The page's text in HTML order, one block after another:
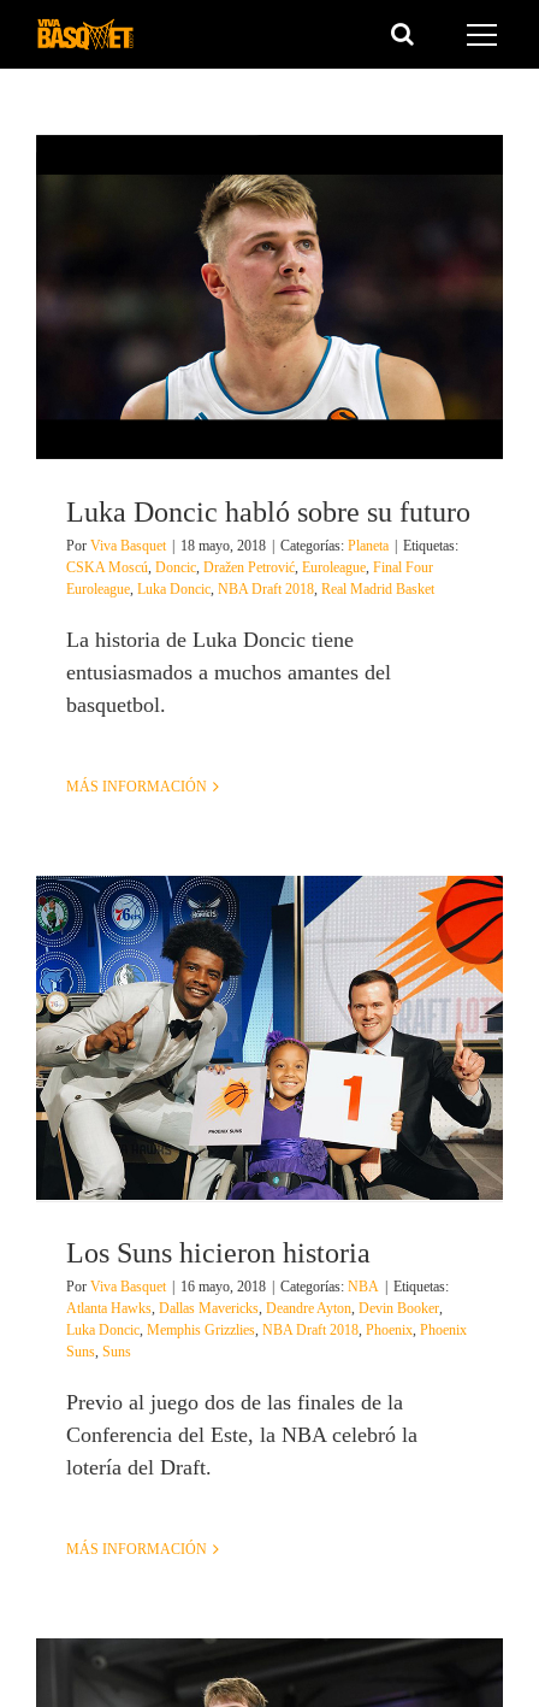
Saltar
Luka Doncic habló sobre su futuro
Por Viva Basquet 18 mayo, 2018 Categorías: Planeta
Etiquetas:
CSKA Moscú, Doncic, Dražen Petrović, Euroleague, Final Four
Euroleague, Luka Doncic, NBA Draft 2018, Real Madrid Basket
La historia de Luka Doncic tiene
entusiasmados a muchos amantes del
basquetbol.
MÁS INFORMACIÓN
Los Suns hicieron historia
Por Viva Basquet 16 mayo, 2018 Categorías: NBA
Etiquetas:
Atlanta Hawks, Dallas Mavericks, Deandre Ayton, Devin Booker,
Luka Doncic, Memphis Grizzlies, NBA Draft 2018, Phoenix, Phoenix
Suns, Suns
Previo al juego dos de las finales de la
Conferencia del Este, la NBA celebró la
lotería del Draft.
MÁS INFORMACIÓN